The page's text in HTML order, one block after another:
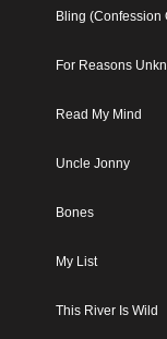
Bling (Confession
For Reasons
Read My Mind
Uncle Jonny
Bones
My List
This River Is Wild